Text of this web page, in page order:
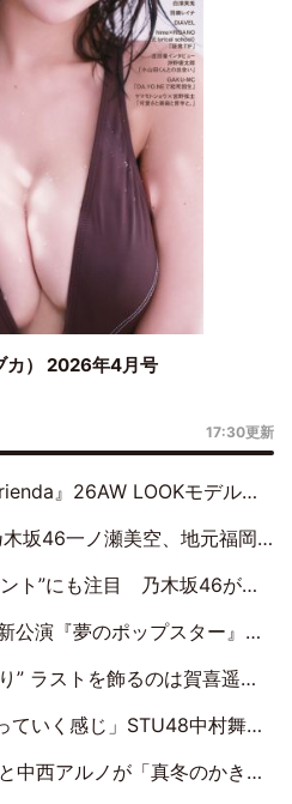
カ） 2026年4月号
17:30更新
』26AW LOOKモデルに就任
地元福岡『めんべい25周年トップサポーター』に就任
木坂46が挑んだ書道パフォーマンスの舞台裏
ップスター』 初日から全身全霊のステージ
年ぶりの登場に「5年分大人になった私を見ていただけたら」
」STU48中村舞、新しい挑戦は自らの手で
火花散らす！ 因縁の裏にあるのは、逆境をともに“凌”ぐ似た者同士の絆